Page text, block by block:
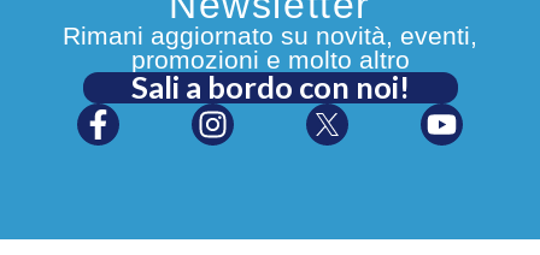
Rimani aggiornato su novità, eventi,
promozioni e molto altro
Sali a bordo con noi!